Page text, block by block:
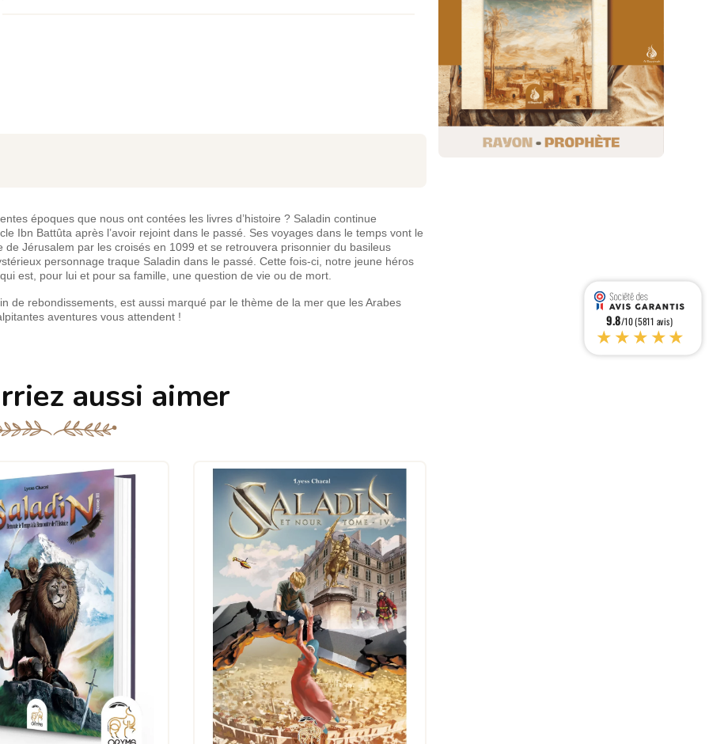
époques que nous ont contées les livres d’histoire ? Saladin continue
Ibn Battûta après l’avoir rejoint dans le passé. Ses voyages dans le temps vont le
Jérusalem par les croisés en 1099 et se retrouvera prisonnier du basileus
personnage traque Saladin dans le passé. Cette fois-ci, notre jeune héros
est, pour lui et pour sa famille, une question de vie ou de mort.
de rebondissements, est aussi marqué par le thème de la mer que les Arabes
aventures vous attendent !
aussi aimer
9.8/10 (5811 avis)
★★★★★